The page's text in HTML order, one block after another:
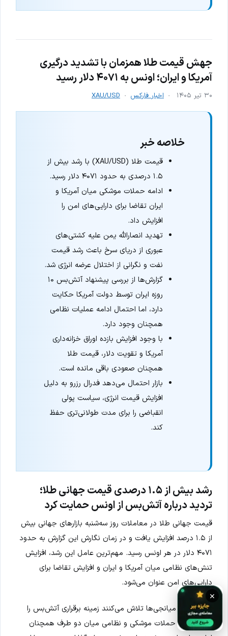
جهش قیمت طلا همزمان با تشدید درگیری
آمریکا و ایران؛ اونس به ۴۰۷۱ دلار رسید
۳۰ تیر ۱۴۰۵ اخبار فارکس XAU/USD
خلاصه خبر
قیمت طلا (XAU/USD) با رشد بیش از
۱.۵ درصدی به حدود ۴۰۷۱ دلار رسید.
ادامه حملات موشکی میان آمریکا و
ایران تقاضا برای دارایی‌های امن را
افزایش داد.
تهدید انصارالله یمن علیه کشتی‌های
عبوری از دریای سرخ باعث رشد قیمت
نفت و نگرانی از اختلال عرضه انرژی شد.
گزارش‌ها از بررسی پیشنهاد آتش‌بس ۱۰
روزه ایران توسط دولت آمریکا حکایت
دارد، اما احتمال ادامه عملیات نظامی
همچنان وجود دارد.
با وجود افزایش بازده اوراق خزانه‌داری
آمریکا و تقویت دلار، قیمت طلا
همچنان صعودی باقی مانده است.
بازار احتمال می‌دهد فدرال رزرو به دلیل
افزایش قیمت انرژی، سیاست پولی
انقباضی را برای مدت طولانی‌تری حفظ
کند.
رشد بیش از ۱.۵ درصدی قیمت جهانی طلا؛
تردید درباره آتش‌بس از اونس حمایت کرد
قیمت جهانی طلا در معاملات روز سه‌شنبه بازارهای جهانی بیش
از ۱.۵ درصد افزایش یافت و در زمان نگارش این گزارش به حدود
۴۰۷۱ دلار در هر اونس رسید. مهم‌ترین عامل این رشد، افزایش
تنش‌های نظامی میان آمریکا و ایران و افزایش تقاضا برای
دارایی‌های امن عنوان می‌شود.
در حالی که میانجی‌ها تلاش می‌کنند زمینه برقراری آتش‌بس را
فراهم کنند، حملات موشکی و نظامی میان دو طرف همچنان
×